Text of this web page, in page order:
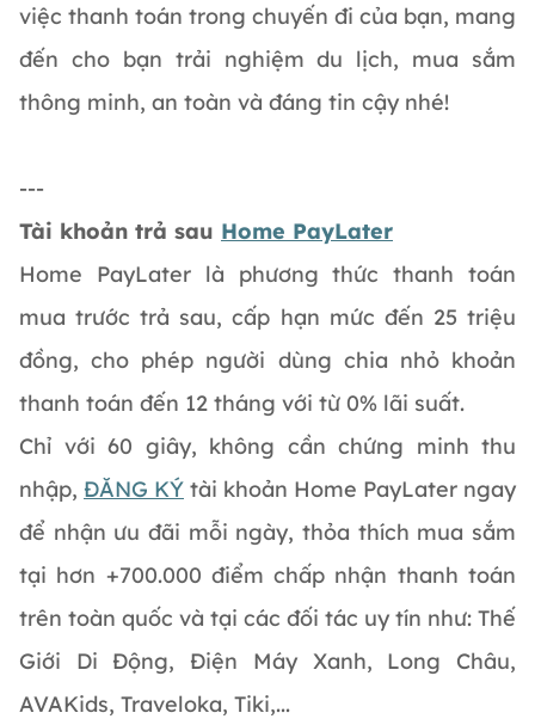
việc thanh toán trong chuyến đi của bạn, mang
đến cho bạn trải nghiệm du lịch, mua sắm
thông minh, an toàn và đáng tin cậy nhé!
---
Tài khoản trả sau Home PayLater
Home PayLater là phương thức thanh toán
mua trước trả sau, cấp hạn mức đến 25 triệu
đồng, cho phép người dùng chia nhỏ khoản
thanh toán đến 12 tháng với từ 0% lãi suất.
Chỉ với 60 giây, không cần chứng minh thu
nhập, ĐĂNG KÝ tài khoản Home PayLater ngay
để nhận ưu đãi mỗi ngày, thỏa thích mua sắm
tại hơn +700.000 điểm chấp nhận thanh toán
trên toàn quốc và tại các đối tác uy tín như: Thế
Giới Di Động, Điện Máy Xanh, Long Châu,
AVAKids, Traveloka, Tiki,...